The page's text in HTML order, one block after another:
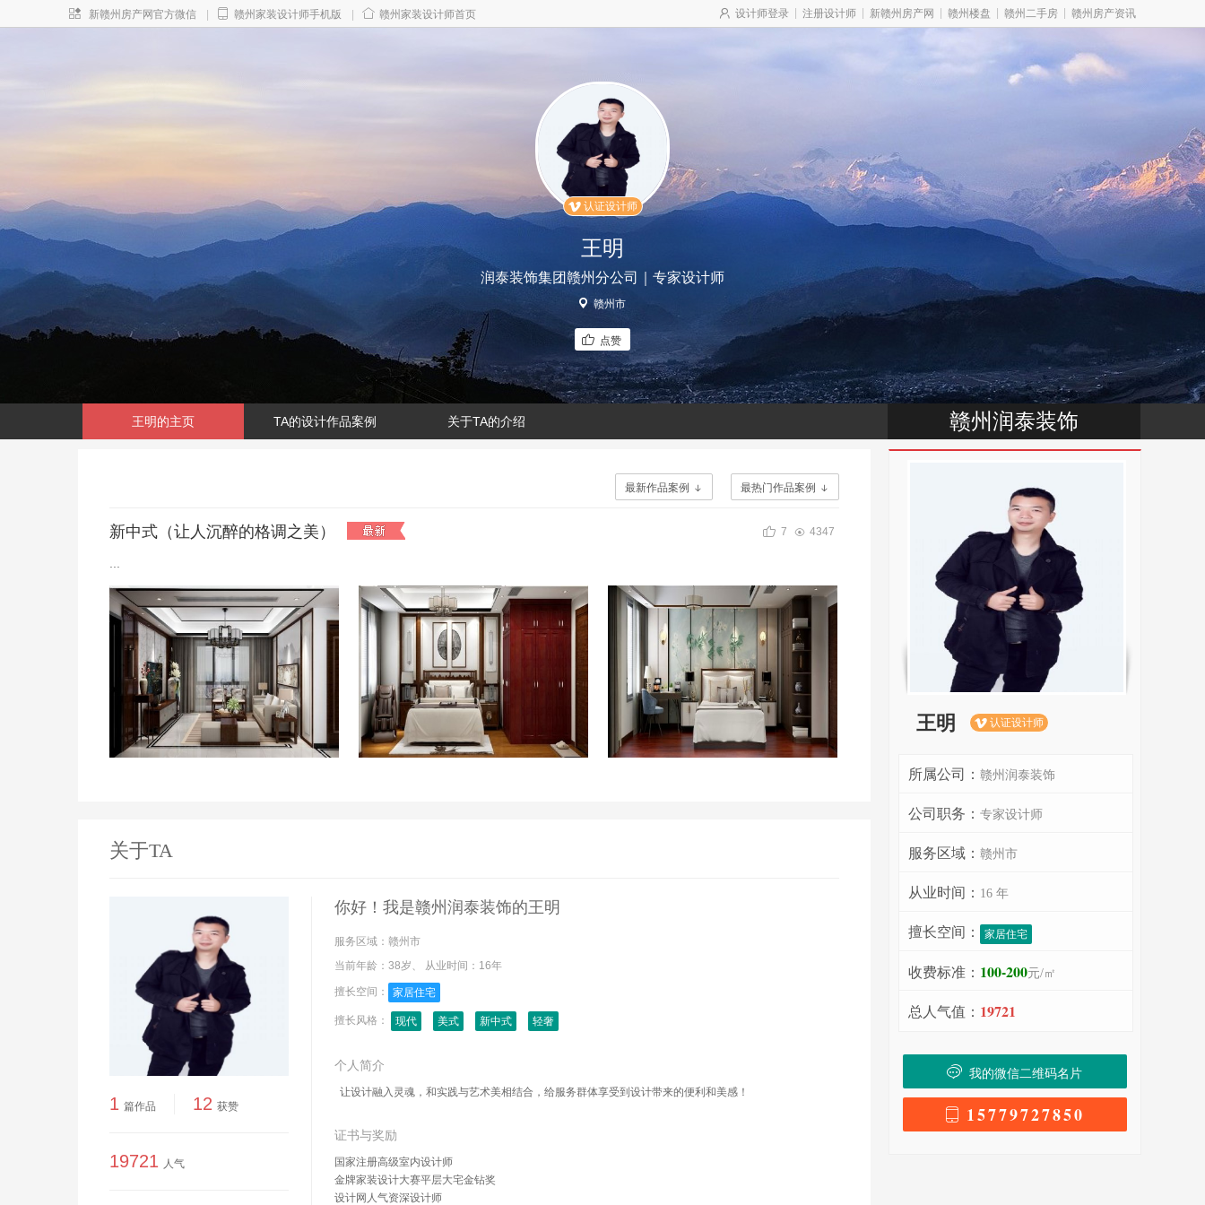
新赣州房产网官方微信 赣州家装设计师手机版 赣州家装设计师首页 设计师登录 注册设计师 新赣州房产网 赣州楼盘 赣州二手房 赣州房产资讯
 认证设计师
王明
润泰装饰集团赣州分公司｜专家设计师
赣州市
点赞
王明的主页 TA的设计作品案例 关于TA的介绍 赣州润泰装饰
最热门作品案例 
最新作品案例 
新中式（让人沉醉的格调之美） 7  4347
关于TA
1 篇作品 12 获赞
19721 人气
你好！我是赣州润泰装饰的王明
服务区域： 赣州市
当前年龄： 38岁、 从业时间： 16年
擅长空间： 家居住宅
擅长风格： 现代 美式 新中式 轻奢
个人简介
让设计融入灵魂，和实践与艺术美相结合，给服务群体享受到设计带来的便利和美感！
证书与奖励
国家注册高级室内设计师
金牌家装设计大赛平层大宅金钻奖
设计网人气资深设计师
王明  认证设计师
所属公司： 赣州润泰装饰
公司职务： 专家设计师
服务区域： 赣州市
从业时间： 16 年
擅长空间： 家居住宅
收费标准： 100-200元/㎡
总人气值： 19721
我的微信二维码名片
15779727850